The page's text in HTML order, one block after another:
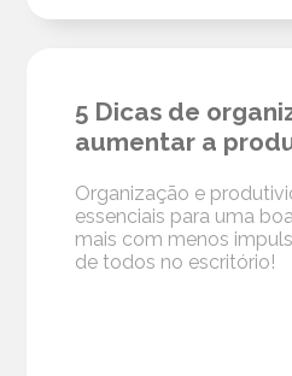
5 Dicas de
aumentar a
Organização e
essenciais para uma
mais com menos
de todos no escritório!